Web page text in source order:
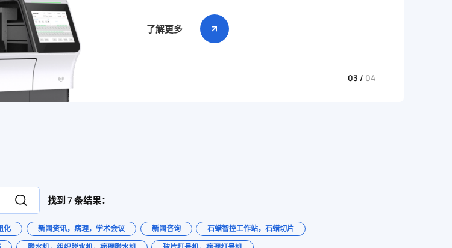
了解更多
03 / 04
找到 7 条结果：
化 新闻资讯，病理，学术会议 新闻咨询
石蜡智控工作站，石蜡切片